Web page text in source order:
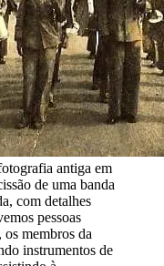
antiga em
de uma banda
com detalhes
pessoas
membros da
instrumentos de